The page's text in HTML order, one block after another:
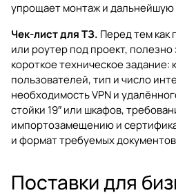
упрощает монтаж и дальнейшую
Чек-лист для ТЗ. Перед тем как
или роутер под проект,
короткое техническое задание:
пользователей, тип и число
необходимость VPN и
стойки 19″ или шкафов,
импортозамещению и
и формат требуемых
Поставки для